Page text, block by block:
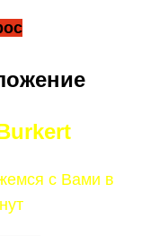
с Вами в